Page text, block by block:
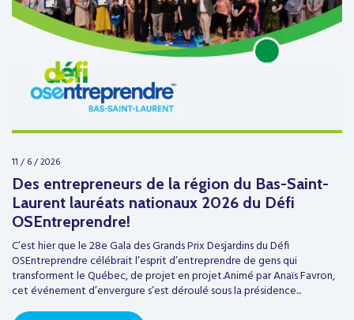
11 / 6 / 2026
Des entrepreneurs de la région du Bas-Saint-
Laurent lauréats nationaux 2026 du Défi
OSEntreprendre!
C’est hier que le 28e Gala des Grands Prix Desjardins du Défi
OSEntreprendre célébrait l’esprit d’entreprendre de gens qui
transforment le Québec, de projet en projet.Animé par Anaïs Favron,
cet événement d’envergure s’est déroulé sous la présidence...